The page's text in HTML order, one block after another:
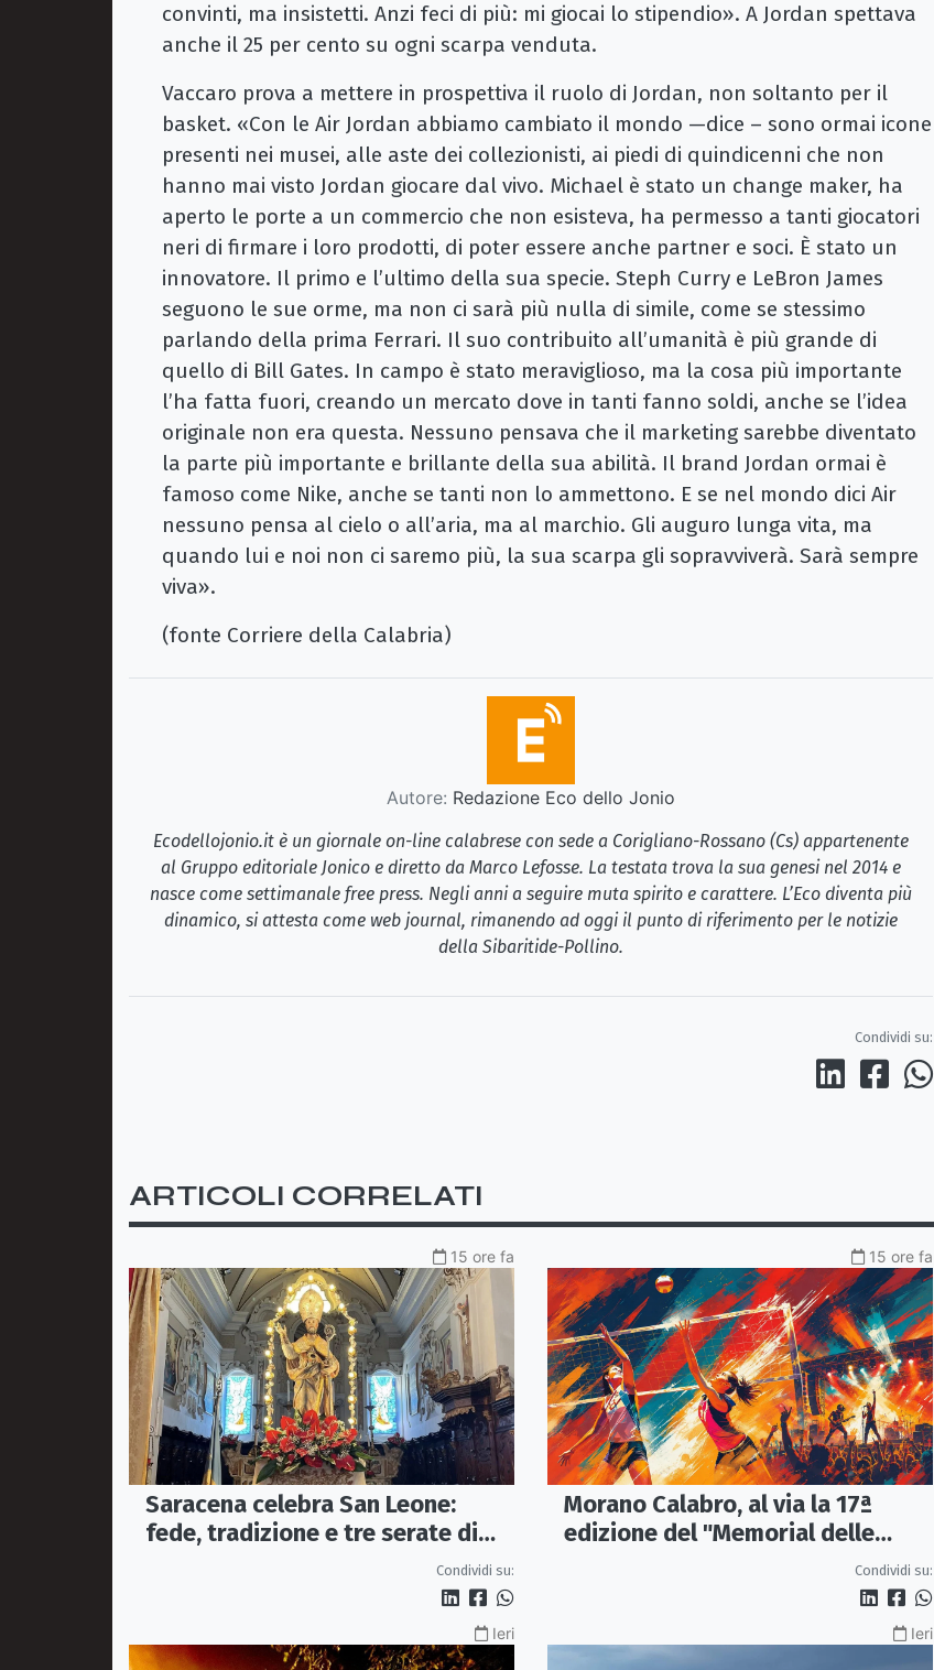
convinti, ma insistetti. Anzi feci di più: mi giocai lo stipendio». A Jordan spettava
anche il 25 per cento su ogni scarpa venduta.
Vaccaro prova a mettere in prospettiva il ruolo di Jordan, non soltanto per il
basket. «Con le Air Jordan abbiamo cambiato il mondo —dice – sono ormai icone
presenti nei musei, alle aste dei collezionisti, ai piedi di quindicenni che non
hanno mai visto Jordan giocare dal vivo. Michael è stato un change maker, ha
aperto le porte a un commercio che non esisteva, ha permesso a tanti giocatori
neri di firmare i loro prodotti, di poter essere anche partner e soci. È stato un
innovatore. Il primo e l’ultimo della sua specie. Steph Curry e LeBron James
seguono le sue orme, ma non ci sarà più nulla di simile, come se stessimo
parlando della prima Ferrari. Il suo contribuito all’umanità è più grande di
quello di Bill Gates. In campo è stato meraviglioso, ma la cosa più importante
l’ha fatta fuori, creando un mercato dove in tanti fanno soldi, anche se l’idea
originale non era questa. Nessuno pensava che il marketing sarebbe diventato
la parte più importante e brillante della sua abilità. Il brand Jordan ormai è
famoso come Nike, anche se tanti non lo ammettono. E se nel mondo dici Air
nessuno pensa al cielo o all’aria, ma al marchio. Gli auguro lunga vita, ma
quando lui e noi non ci saremo più, la sua scarpa gli sopravviverà. Sarà sempre
viva».
(fonte Corriere della Calabria)
Autore: Redazione Eco dello Jonio
Ecodellojonio.it è un giornale on-line calabrese con sede a Corigliano-Rossano (Cs) appartenente
al Gruppo editoriale Jonico e diretto da Marco Lefosse. La testata trova la sua genesi nel 2014 e
nasce come settimanale free press. Negli anni a seguire muta spirito e carattere. L’Eco diventa più
dinamico, si attesta come web journal, rimanendo ad oggi il punto di riferimento per le notizie
della Sibaritide-Pollino.
Condividi su:
ARTICOLI CORRELATI
15 ore fa
Saracena celebra San Leone:
fede, tradizione e tre serate di
Condividi su:
15 ore fa
Morano Calabro, al via la 17ª
edizione del "Memorial delle
Condividi su:
Ieri Ieri